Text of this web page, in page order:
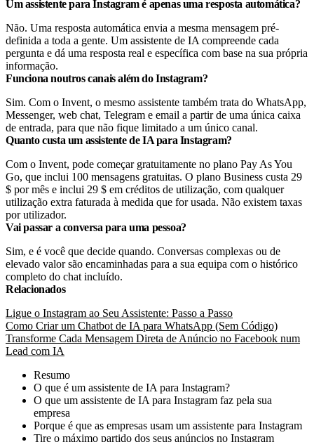
Um assistente para Instagram é apenas uma resposta automática?
Não. Uma resposta automática envia a mesma mensagem pré-
definida a toda a gente. Um assistente de IA compreende cada
pergunta e dá uma resposta real e específica com base na sua própria
informação.
Funciona noutros canais além do Instagram?
Sim. Com o Invent, o mesmo assistente também trata do WhatsApp,
Messenger, web chat, Telegram e email a partir de uma única caixa
de entrada, para que não fique limitado a um único canal.
Quanto custa um assistente de IA para Instagram?
Com o Invent, pode começar gratuitamente no plano Pay As You
Go, que inclui 100 mensagens gratuitas. O plano Business custa 29
$ por mês e inclui 29 $ em créditos de utilização, com qualquer
utilização extra faturada à medida que for usada. Não existem taxas
por utilizador.
Vai passar a conversa para uma pessoa?
Sim, e é você que decide quando. Conversas complexas ou de
elevado valor são encaminhadas para a sua equipa com o histórico
completo do chat incluído.
Relacionados
Ligue o Instagram ao Seu Assistente: Passo a Passo
Como Criar um Chatbot de IA para WhatsApp (Sem Código)
Transforme Cada Mensagem Direta de Anúncio no Facebook num
Lead com IA
Resumo
O que é um assistente de IA para Instagram?
O que um assistente de IA para Instagram faz pela sua
empresa
Porque é que as empresas usam um assistente para Instagram
Tire o máximo partido dos seus anúncios no Instagram